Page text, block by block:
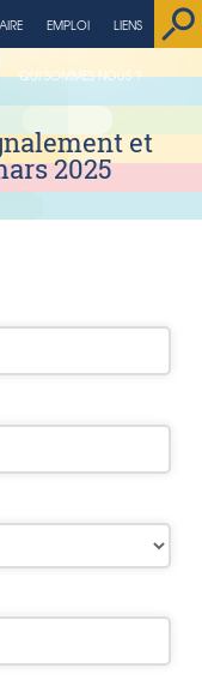
LIENS
EMPLOI
QUI SOMMES NOUS ?
et
2025